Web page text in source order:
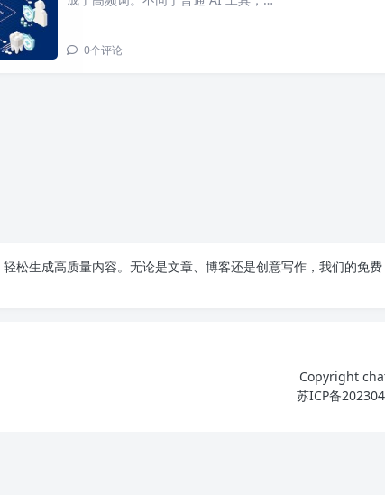
0个评论
轻松生成高质量内容。无论是文章、博客还是创意写作，我们的免
Copyright
苏ICP备